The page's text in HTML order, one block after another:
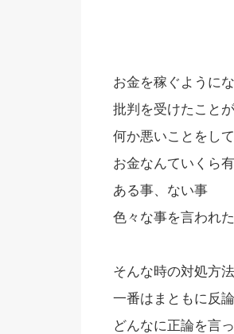
お金を稼ぐように
批判を受けたこと
何か悪いことをし
お金なんていくら
ある事、ない事
色々な事を言われ
そんな時の対処方
一番はまともに反
どんなに正論を言